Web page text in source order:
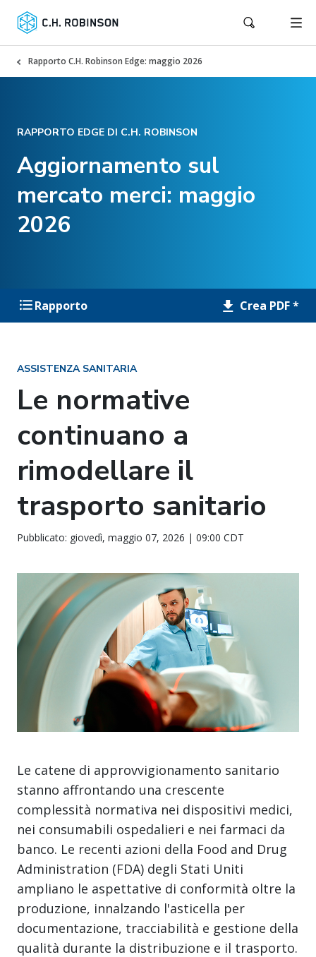
Rapporto C.H. Robinson Edge: maggio 2026
RAPPORTO EDGE DI C.H. ROBINSON
Aggiornamento sul
mercato merci: maggio
2026
Rapporto Crea PDF *
ASSISTENZA SANITARIA
Le normative
continuano a
rimodellare il
trasporto sanitario
Pubblicato: giovedì, maggio 07, 2026 | 09:00 CDT
Le catene di approvvigionamento sanitario
stanno affrontando una crescente
complessità normativa nei dispositivi medici,
nei consumabili ospedalieri e nei farmaci da
banco. Le recenti azioni della Food and Drug
Administration (FDA) degli Stati Uniti
ampliano le aspettative di conformità oltre la
produzione, innalzando l'asticella per
documentazione, tracciabilità e gestione della
qualità durante la distribuzione e il trasporto.